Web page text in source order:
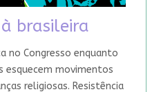
brasileira
no Congresso enquanto
esquecem movimentos
religiosas. Resistência